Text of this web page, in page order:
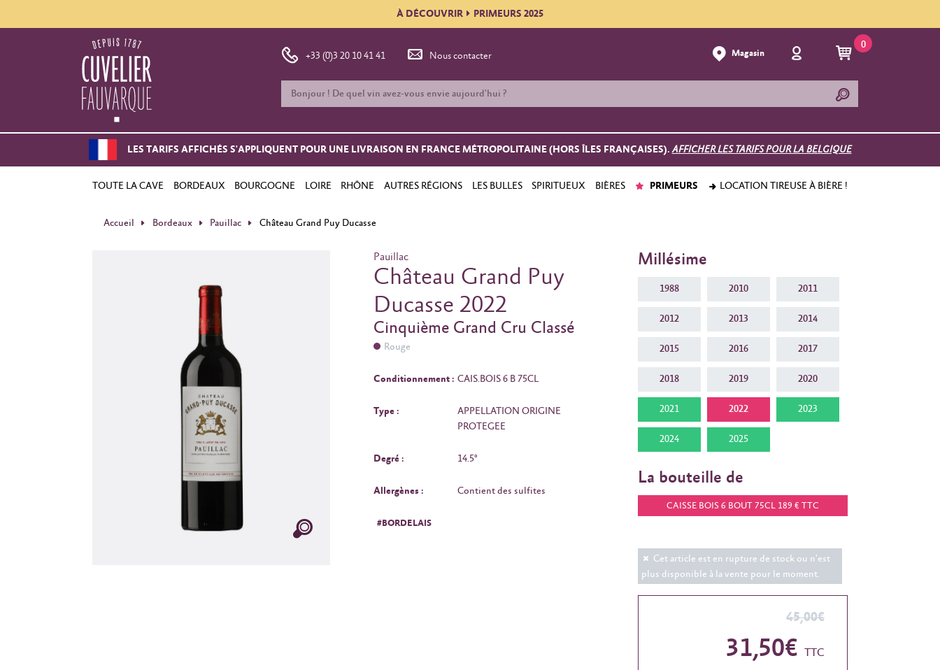
À DÉCOUVRIR PRIMEURS 2025
+33 (0)3 20 10 41 41 Nous contacter Magasin
0
LES TARIFS AFFICHÉS S'APPLIQUENT POUR UNE LIVRAISON EN FRANCE MÉTROPOLITAINE (HORS ÎLES FRANÇAISES).AFFICHER LES TARIFS POUR LA BELGIQUE
TOUTE LA CAVE BORDEAUX BOURGOGNE LOIRE RHÔNE AUTRES RÉGIONS LES BULLES SPIRITUEUX BIÈRES PRIMEURS LOCATION TIREUSE À BIÈRE !
Accueil Bordeaux Pauillac Château Grand Puy Ducasse
Pauillac
Château Grand Puy
Ducasse 2022
Cinquième Grand Cru Classé
Rouge
Conditionnement : CAIS.BOIS 6 B 75CL
Type :
APPELLATION ORIGINE
PROTEGEE
Degré : 14.5°
Allergènes : Contient des sulfites
#BORDELAIS
Millésime
1988 2010 2011
2012 2013 2014
2015 2016 2017
2018 2019 2020
2021 2022 2023
2024 2025
La bouteille de
CAISSE BOIS 6 BOUT 75CL 189 € TTC
Cet article est en rupture de stock ou n'est
plus disponible à la vente pour le moment.
45,00€
31,50€ TTC